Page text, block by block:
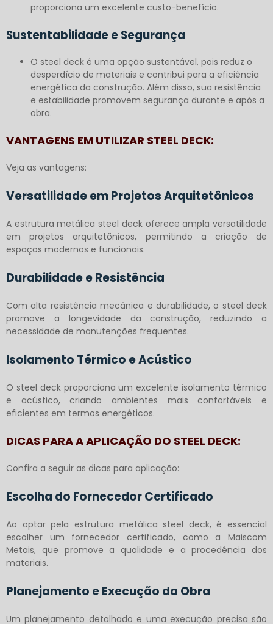
proporciona um excelente custo-benefício.
Sustentabilidade e Segurança
O steel deck é uma opção sustentável, pois reduz o
desperdício de materiais e contribui para a eficiência
energética da construção. Além disso, sua resistência
e estabilidade promovem segurança durante e após a
obra.
VANTAGENS EM UTILIZAR STEEL DECK:
Veja as vantagens:
Versatilidade em Projetos Arquitetônicos
A estrutura metálica steel deckoferece ampla versatilidade
em projetos arquitetônicos, permitindo a criação de
espaços modernos e funcionais.
Durabilidade e Resistência
Com alta resistência mecânica e durabilidade, o steel deck
promove a longevidade da construção, reduzindo a
necessidade de manutenções frequentes.
Isolamento Térmico e Acústico
O steel deck proporciona um excelente isolamento térmico
e acústico, criando ambientes mais confortáveis e
eficientes em termos energéticos.
DICAS PARA A APLICAÇÃO DO STEEL DECK:
Confira a seguir as dicas para aplicação:
Escolha do Fornecedor Certificado
Ao optar pela estrutura metálica steel deck, é essencial
escolher um fornecedor certificado, como a Maiscom
Metais, que promove a qualidade e a procedência dos
materiais.
Planejamento e Execução da Obra
Um planejamento detalhado e uma execução precisa são